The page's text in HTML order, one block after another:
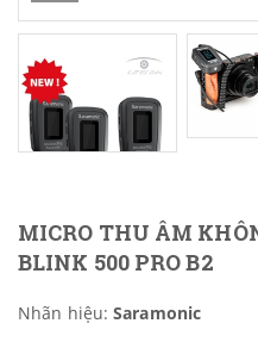
MICRO THU ÂM
BLINK 500 PRO B2
Nhãn hiệu: Saramonic